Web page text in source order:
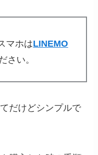
マホはLINEMO
さい。
だけどシンプルで